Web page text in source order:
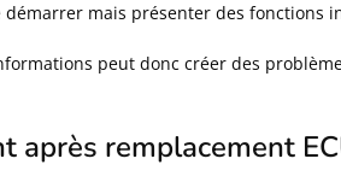
mais présenter des fonctions
peut donc créer des
après remplacement